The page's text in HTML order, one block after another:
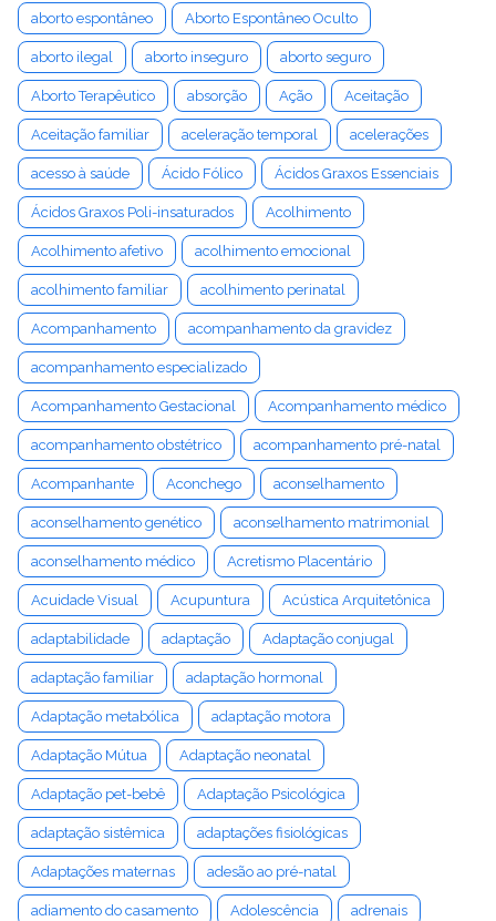
aborto espontâneo Aborto Espontâneo Oculto
aborto ilegal aborto inseguro aborto seguro
Aborto Terapêutico absorção Ação Aceitação
Aceitação familiar aceleração temporal acelerações
acesso à saúde Ácido Fólico Ácidos Graxos Essenciais
Ácidos Graxos Poli-insaturados Acolhimento
Acolhimento afetivo acolhimento emocional
acolhimento familiar acolhimento perinatal
Acompanhamento acompanhamento da gravidez
acompanhamento especializado
Acompanhamento Gestacional Acompanhamento médico
acompanhamento obstétrico acompanhamento pré-natal
Acompanhante Aconchego aconselhamento
aconselhamento genético aconselhamento matrimonial
aconselhamento médico Acretismo Placentário
Acuidade Visual Acupuntura Acústica Arquitetônica
adaptabilidade adaptação Adaptação conjugal
adaptação familiar adaptação hormonal
Adaptação metabólica adaptação motora
Adaptação Mútua Adaptação neonatal
Adaptação pet-bebê Adaptação Psicológica
adaptação sistêmica adaptações fisiológicas
Adaptações maternas adesão ao pré-natal
adiamento do casamento Adolescência adrenais